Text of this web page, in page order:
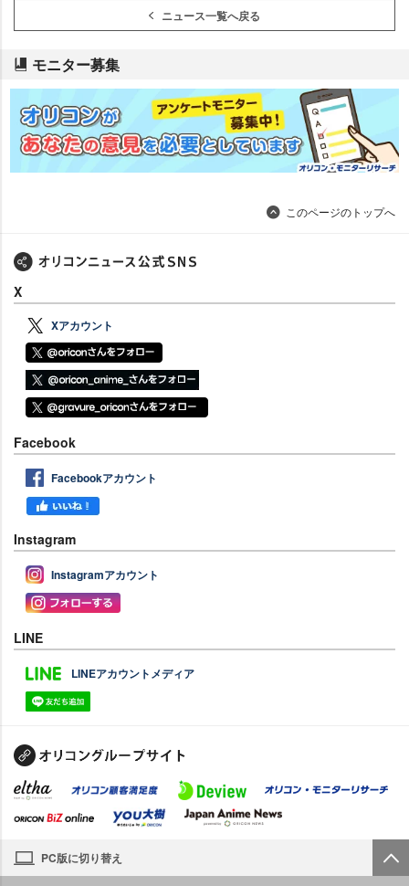
ニュース一覧へ戻る
モニター募集
このページのトップへ
X
Xアカウント
Facebook
Facebookアカウント
Instagram
Instagramアカウント
LINE
LINEアカウントメディア
PC版に切り替え